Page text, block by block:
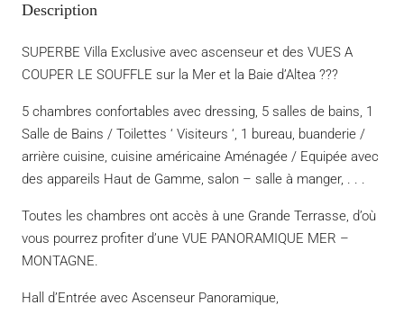
Description
SUPERBE Villa Exclusive avec ascenseur et des VUES A
COUPER LE SOUFFLE sur la Mer et la Baie d’Altea ???
5 chambres confortables avec dressing, 5 salles de bains, 1
Salle de Bains / Toilettes ‘ Visiteurs ‘, 1 bureau, buanderie /
arrière cuisine, cuisine américaine Aménagée / Equipée avec
des appareils Haut de Gamme, salon – salle à manger, . . .
Toutes les chambres ont accès à une Grande Terrasse, d’où
vous pourrez profiter d’une VUE PANORAMIQUE MER –
MONTAGNE.
Hall d’Entrée avec Ascenseur Panoramique,